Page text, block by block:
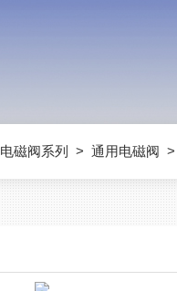
电磁阀系列 > 通用电磁阀